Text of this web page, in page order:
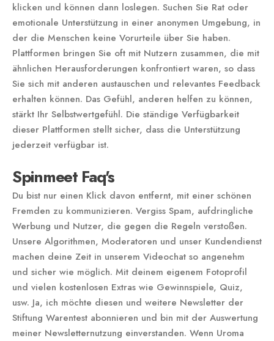
klicken und können dann loslegen. Suchen Sie Rat oder
emotionale Unterstützung in einer anonymen Umgebung, in
der die Menschen keine Vorurteile über Sie haben.
Plattformen bringen Sie oft mit Nutzern zusammen, die mit
ähnlichen Herausforderungen konfrontiert waren, so dass
Sie sich mit anderen austauschen und relevantes Feedback
erhalten können. Das Gefühl, anderen helfen zu können,
stärkt Ihr Selbstwertgefühl. Die ständige Verfügbarkeit
dieser Plattformen stellt sicher, dass die Unterstützung
jederzeit verfügbar ist.
Spinmeet Faq's
Du bist nur einen Klick davon entfernt, mit einer schönen
Fremden zu kommunizieren. Vergiss Spam, aufdringliche
Werbung und Nutzer, die gegen die Regeln verstoßen.
Unsere Algorithmen, Moderatoren und unser Kundendienst
machen deine Zeit in unserem Videochat so angenehm
und sicher wie möglich. Mit deinem eigenem Fotoprofil
und vielen kostenlosen Extras wie Gewinnspiele, Quiz,
usw. Ja, ich möchte diesen und weitere Newsletter der
Stiftung Warentest abonnieren und bin mit der Auswertung
meiner Newsletternutzung einverstanden. Wenn Uroma